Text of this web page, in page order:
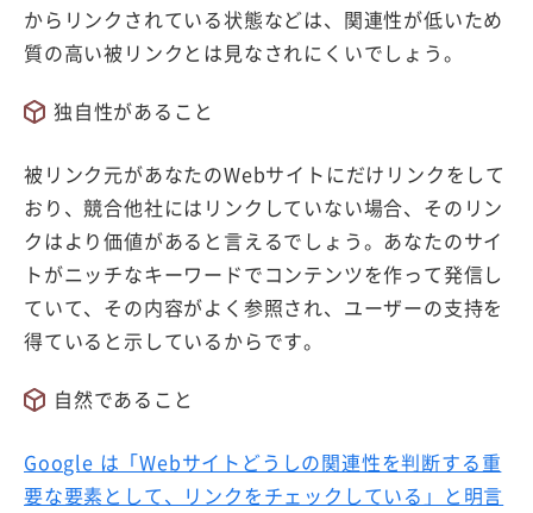
からリンクされている状態などは、関連性が低いため
質の高い被リンクとは見なされにくいでしょう。
独自性があること
被リンク元があなたのWebサイトにだけリンクをして
おり、競合他社にはリンクしていない場合、そのリン
クはより価値があると言えるでしょう。あなたのサイ
トがニッチなキーワードでコンテンツを作って発信し
ていて、その内容がよく参照され、ユーザーの支持を
得ていると示しているからです。
自然であること
Google は「Webサイトどうしの関連性を判断する重
要な要素として、リンクをチェックしている」と明言